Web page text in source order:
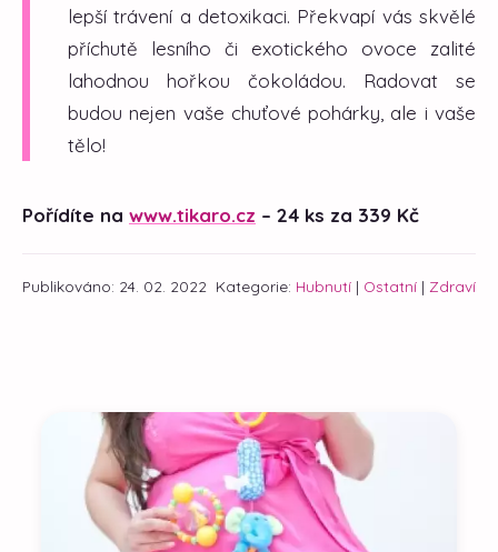
lepší trávení a detoxikaci. Překvapí vás skvělé
příchutě lesního či exotického ovoce zalité
lahodnou hořkou čokoládou. Radovat se
budou nejen vaše chuťové pohárky, ale i vaše
tělo!
Pořídíte na www.tikaro.cz – 24 ks za 339 Kč
Publikováno: 24. 02. 2022 Kategorie: Hubnutí | Ostatní | Zdraví